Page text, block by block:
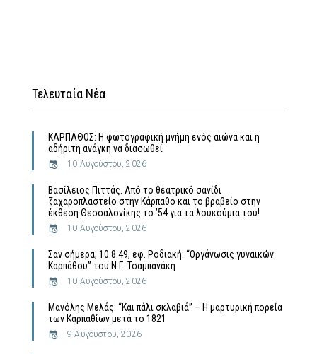
Τελευταία Νέα
ΚΑΡΠΑΘΟΣ: Η φωτογραφική μνήμη ενός αιώνα και η
αδήριτη ανάγκη να διασωθεί
10 Αυγούστου, 2026
Βασίλειος Πιττάς. Από το θεατρικό σανίδι
ζαχαροπλαστείο στην Κάρπαθο και το βραβείο στην
έκθεση Θεσσαλονίκης το ’54 για τα λουκούμια του!
10 Αυγούστου, 2026
Σαν σήμερα, 10.8.49, εφ. Ροδιακή: “Οργάνωσις γυναικών
Καρπάθου” του Ν.Γ. Τσαμπανάκη
10 Αυγούστου, 2026
Μανόλης Μελάς: “Και πάλι σκλαβιά” – Η μαρτυρική πορεία
των Καρπαθίων μετά το 1821
9 Αυγούστου, 2026